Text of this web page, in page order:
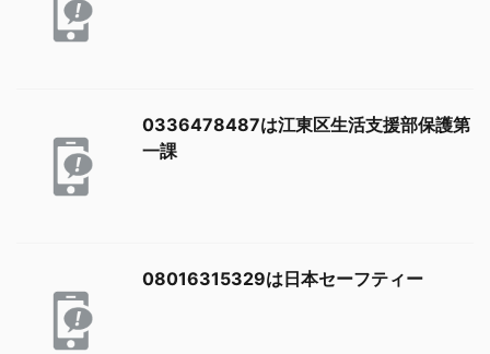
0336478487は江東区生活支援部保護第
一課
08016315329は日本セーフティー